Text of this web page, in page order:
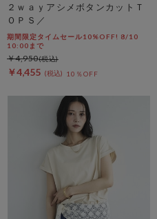
２ｗａｙアシメボタンカットＴ
ＯＰＳ／
期間限定タイムセール10%OFF! 8/10
10:00まで
￥4,455 10％OFF
￥4,950